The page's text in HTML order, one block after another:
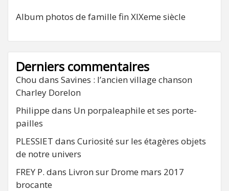
Album photos de famille fin XIXeme siècle
Derniers commentaires
Chou dans Savines : l’ancien village chanson
Charley Dorelon
Philippe dans Un porpaleaphile et ses porte-
pailles
PLESSIET dans Curiosité sur les étagères objets
de notre univers
FREY P. dans Livron sur Drome mars 2017
brocante